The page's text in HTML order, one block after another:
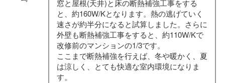
窓と屋根(天井)と床の断熱補強工事をする
と、約160W/Kとなります。熱の逃げていく
速さが約半分になると試算しました。さらに
外壁も断熱補強工事をすると、約110W/Kで
改修前のマンションの1/3です。
ここまで断熱補強を行えば、冬や暖かく、夏
は涼しく、とても快適な室内環境になりま
す。